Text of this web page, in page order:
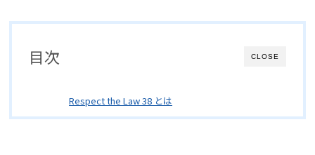
CLOSE
目次
Respect the Law 38 とは